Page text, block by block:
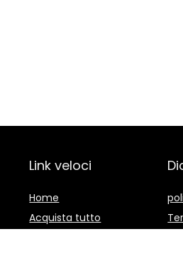
Link veloci
Home
Acquista tutto